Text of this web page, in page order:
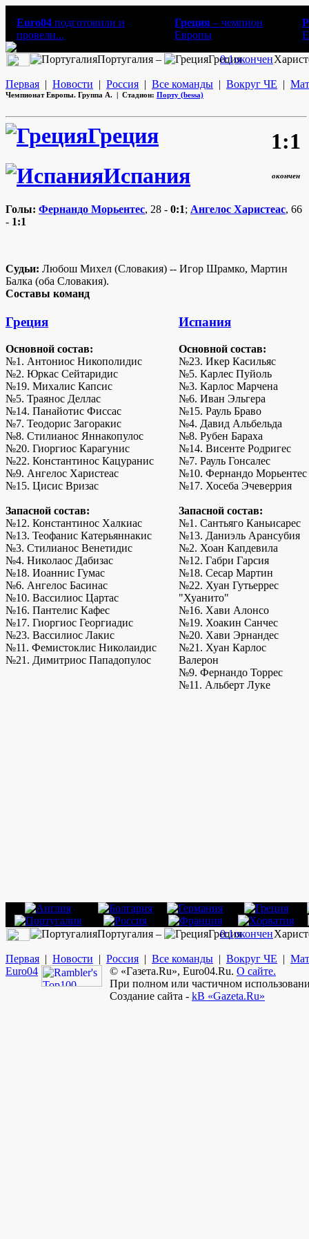
Euro04 подготовили и
провели...
Греция – чемпион
Европы
Португалия – Греция
0:1окончен
Первая | Новости | Россия | Все команды | Вокруг ЧЕ |
Чемпионат Европы. Группа А. | Стадион: Порту (bessa)
Греция 1:1
окончен
Испания
Голы: Фернандо Морьентес, 28 - 0:1; Ангелос Харистеас, 66
- 1:1
Судьи: Любош Михел (Словакия) -- Игор Шрамко, Мартин
Балка (оба Словакия).
Составы команд
Греция
Основной состав:
№1. Антониос Никополидис
№2. Юркас Сейтаридис
№19. Михалис Капсис
№5. Траянос Деллас
№14. Панайотис Фиссас
№7. Теодорис Загоракис
№8. Стилианос Яннакопулос
№20. Гиоргиос Карагунис
№22. Константинос Кацуранис
№9. Ангелос Харистеас
№15. Цисис Вризас
Запасной состав:
№12. Константинос Халкиас
№13. Теофанис Катерьяннакис
№3. Стилианос Венетидис
№4. Николаос Дабизас
№18. Иоаннис Гумас
№6. Ангелос Басинас
№10. Вассилиос Цартас
№16. Пантелис Кафес
№17. Гиоргиос Георгиадис
№23. Вассилиос Лакис
№11. Фемистоклис Николаидис
№21. Димитриос Пападопулос
Испания
Основной состав:
№23. Икер Касильяс
№5. Карлес Пуйоль
№3. Карлос Марчена
№6. Иван Эльгера
№15. Рауль Браво
№4. Давид Альбельда
№8. Рубен Бараха
№14. Висенте Родригес
№7. Рауль Гонсалес
№10. Фернандо Морьентес
№17. Хосеба Эчеверрия
Запасной состав:
№1. Сантьяго Каньисарес
№13. Даниэль Арансубия
№2. Хоан Капдевила
№12. Габри Гарсия
№18. Сесар Мартин
№22. Хуан Гутьеррес
"Хуанито"
№16. Хави Алонсо
№19. Хоакин Санчес
№20. Хави Эрнандес
№21. Хуан Карлос
Валерон
№9. Фернандо Торрес
№11. Альберт Луке
Португалия – Греция
0:1окончен
Первая | Новости | Россия | Все команды | Вокруг ЧЕ |
Euro04 © «Газета.Ru», Euro04.Ru. О сайте.
При полном или частичном
Создание сайта - kB «Gazeta.Ru»